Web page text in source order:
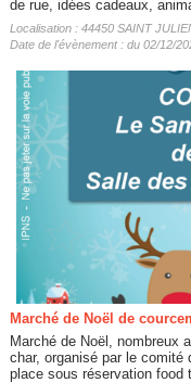
de rue, idées cadeaux,
Localisation : 44450 SAINT
Date de l'évènement : du 02/12/
Marché de Noël de
Marché de Noël, nombreux
char, organisé par le
place sous réservation food